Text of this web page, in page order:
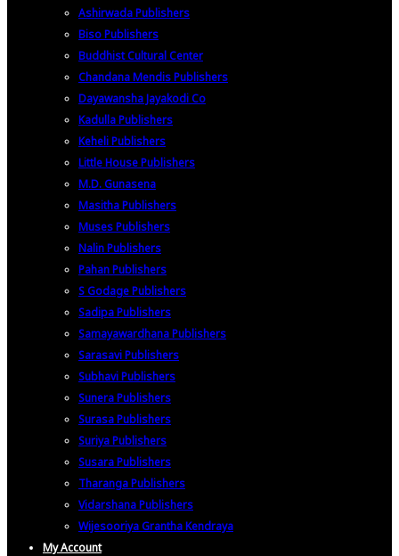
Ashirwada Publishers
Biso Publishers
Buddhist Cultural Center
Chandana Mendis Publishers
Dayawansha Jayakodi Co
Kadulla Publishers
Keheli Publishers
Little House Publishers
M.D. Gunasena
Masitha Publishers
Muses Publishers
Nalin Publishers
Pahan Publishers
S Godage Publishers
Sadipa Publishers
Samayawardhana Publishers
Sarasavi Publishers
Subhavi Publishers
Sunera Publishers
Surasa Publishers
Suriya Publishers
Susara Publishers
Tharanga Publishers
Vidarshana Publishers
Wijesooriya Grantha Kendraya
My Account